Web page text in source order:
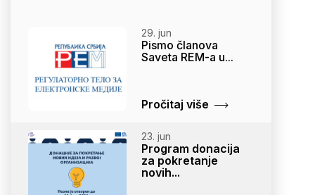
29. jun
Pismo članova
Saveta REM-a u...
Pročitaj više
23. jun
Program donacija
za pokretanje
novih...